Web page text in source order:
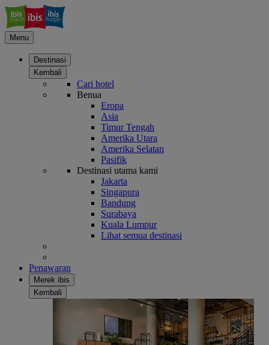
Menu
Destinasi
Kembali
Cari hotel
Benua
Eropa
Asia
Timur Tengah
Amerika Utara
Amerika Selatan
Pasifik
Destinasi utama kami
Jakarta
Singapura
Bandung
Surabaya
Kuala Lumpur
Lihat semua destinasi
Penawaran
Merek ibis
Kembali